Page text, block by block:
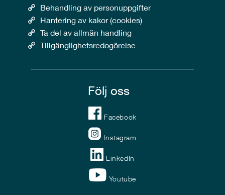
Behandling av personuppgifter
Hantering av kakor (cookies)
Ta del av allmän handling
Tillgänglighetsredogörelse
Följ oss
Facebook
Instagram
LinkedIn
Youtube